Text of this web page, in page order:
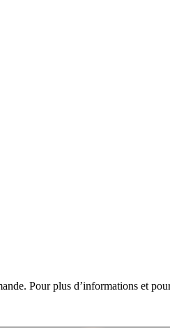
Pour plus d’informations et